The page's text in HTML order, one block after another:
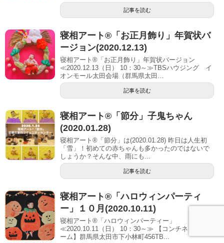
記事を読む
寝相アート®「お正月飾り」年賀状バ
ージョン(2020.12.13)
寝相アート®「お正月飾り」年賀状バージョン
≪2020.12.13（日） 10：30～≫TBSハウジング イ
オンモール太田会場（群馬県太田...
記事を読む
寝相アート®「節分」子鬼ちゃん
(2020.01.28)
寝相アート®「節分」は(2020.01.28) 昨日は人生初
「雪」！初めての赤ちゃんも多かったのではないで
しょうか？そんな中、雨にも...
記事を読む
寝相アート®「ハロウィンパーティ
ー」１０月(2020.10.11)
寝相アート®「ハロウィンパーティー」
≪2020.10.11（日） 10：30～≫ 【コンチネンタルホ
ーム】群馬県太田市下小林町456TB...